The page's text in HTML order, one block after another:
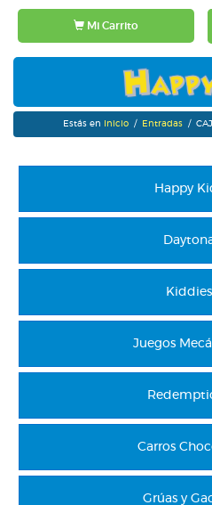
Mi Carrito
Estás en Inicio / Entradas /
Happy
Kiddies
Juegos
Carros
Grúas y